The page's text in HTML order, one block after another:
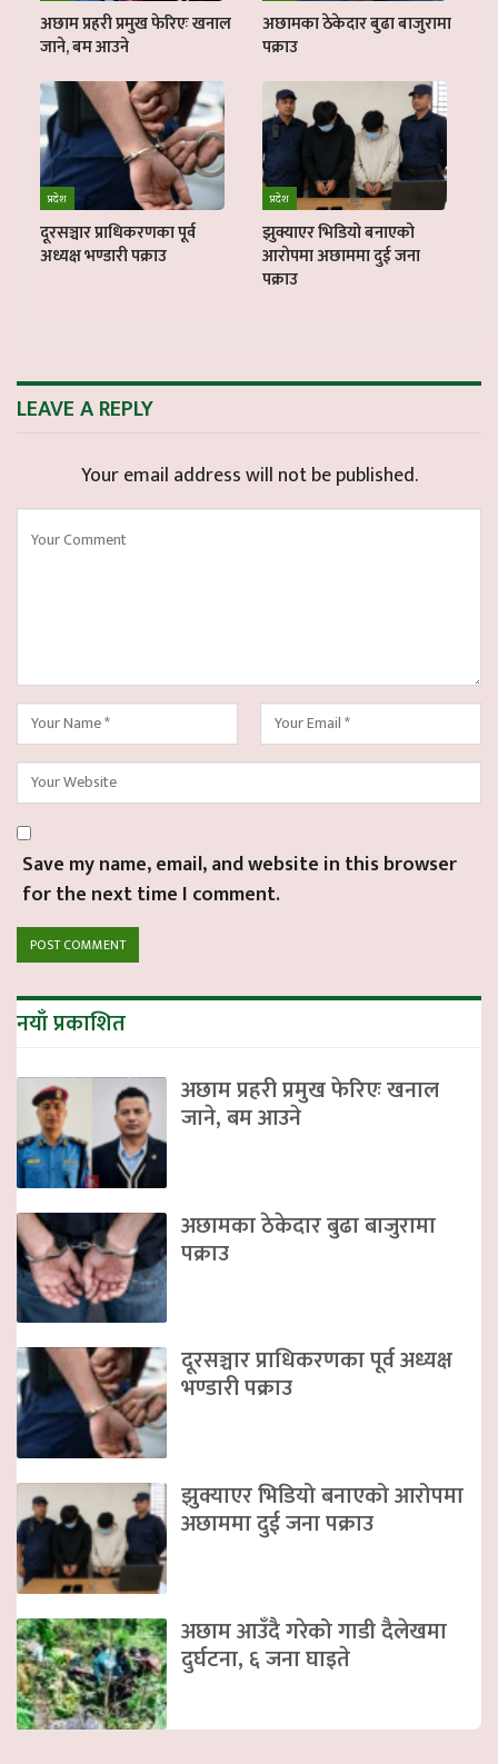
अछाम प्रहरी प्रमुख फेरिएः खनाल
जाने, बम आउने
अछामका ठेकेदार बुढा बाजुरामा
पक्राउ
प्रदेश
दूरसञ्चार प्राधिकरणका पूर्व
अध्यक्ष भण्डारी पक्राउ
प्रदेश
झुक्याएर भिडियो बनाएको
आरोपमा अछाममा दुई जना
पक्राउ
LEAVE A REPLY
Your email address will not be published.
Save my name, email, and website in this browser
for the next time I comment.
नयाँ प्रकाशित
अछाम प्रहरी प्रमुख फेरिएः खनाल
जाने, बम आउने
अछामका ठेकेदार बुढा बाजुरामा
पक्राउ
दूरसञ्चार प्राधिकरणका पूर्व अध्यक्ष
भण्डारी पक्राउ
झुक्याएर भिडियो बनाएको आरोपमा
अछाममा दुई जना पक्राउ
अछाम आउँदै गरेको गाडी दैलेखमा
दुर्घटना, ६ जना घाइते